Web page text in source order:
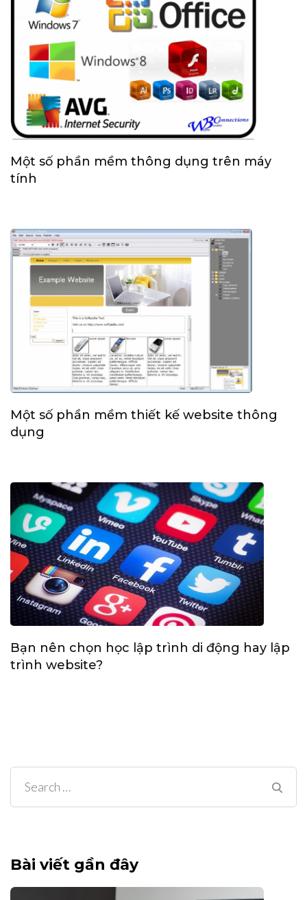
Một số phần mềm thông dụng trên máy
tính
Một số phần mềm thiết kế website thông
dụng
Bạn nên chọn học lập trình di động hay lập
trình website?
Search
for:
Bài viết gần đây